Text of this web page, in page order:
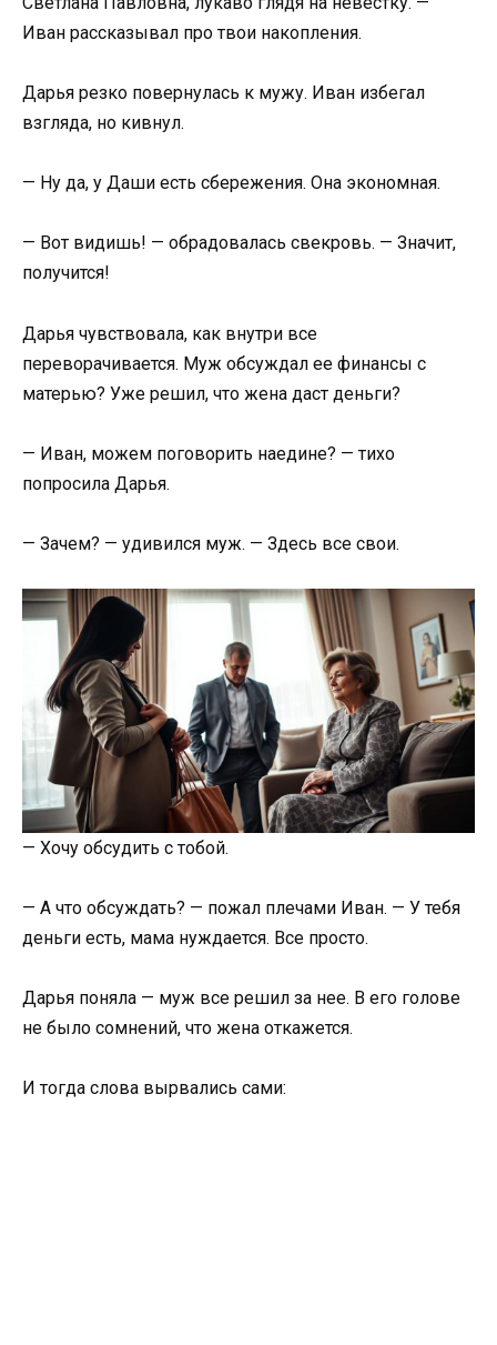
Иван рассказывал про твои накопления.
Дарья резко повернулась к мужу. Иван избегал
взгляда, но кивнул.
— Ну да, у Даши есть сбережения. Она экономная.
— Вот видишь! — обрадовалась свекровь. — Значит,
получится!
Дарья чувствовала, как внутри все
переворачивается. Муж обсуждал ее финансы с
матерью? Уже решил, что жена даст деньги?
— Иван, можем поговорить наедине? — тихо
попросила Дарья.
— Зачем? — удивился муж. — Здесь все свои.
— Хочу обсудить с тобой.
— А что обсуждать? — пожал плечами Иван. — У тебя
деньги есть, мама нуждается. Все просто.
Дарья поняла — муж все решил за нее. В его голове
не было сомнений, что жена откажется.
И тогда слова вырвались сами: